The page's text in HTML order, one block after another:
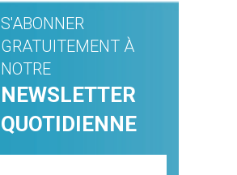
S'ABONNER
GRATUITEMENT À
NOTRE
NEWSLETTER
QUOTIDIENNE